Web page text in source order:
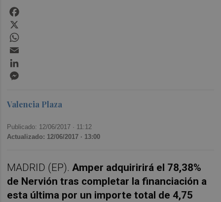
Valencia Plaza
Publicado: 12/06/2017 · 11:12
Actualizado: 12/06/2017 · 13:00
MADRID (EP). Amper adquiririrá el 78,38%
de Nervión tras completar la financiación a
esta última por un importe total de 4,75